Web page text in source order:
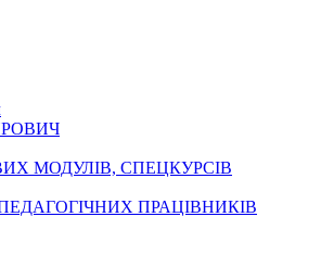
МОДУЛІВ, СПЕЦКУРСІВ
ПРАЦІВНИКІВ